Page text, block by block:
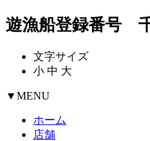
遊漁船登録番号
文字サイズ
小 中 大
▼MENU
ホーム
店舗